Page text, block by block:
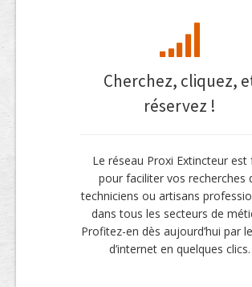
Cherchez, cliquez,
réservez !
Le réseau Proxi Extincteur est
pour faciliter vos recherches
techniciens ou artisans
dans tous les secteurs de
Profitez-en dès aujourd’hui par
d’internet en quelques clics.